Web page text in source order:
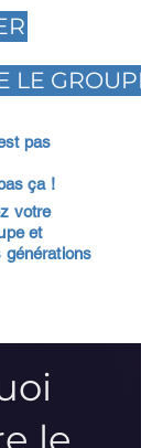
LE GROUPE
pas
ça !
votre
et
générations